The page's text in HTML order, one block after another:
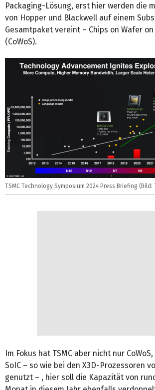
Packaging-Lösung, erst hier werden die
von Hopper und Blackwell auf einem
Gesamtpaket vereint – Chips on Wafer
(CoWoS).
TSMC Technology Symposium 2024 Press Briefing (Bild:
Im Fokus hat TSMC aber nicht nur
SoIC – so wie bei den X3D-Prozessoren
genutzt – , hier soll die Kapazität von